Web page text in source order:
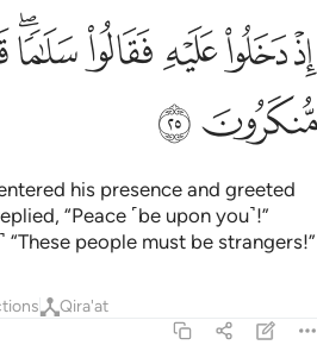
اذ دخلوا عليه فقالوا سلاما قال سلام قوم
إِذْ دَخَلُوا۟ عَلَيْهِ فَقَالُوا۟ سَلَـٰمًۭا
ﲯﲰﲱﲲﲳﲴ
ﲸﲹ
his presence and greeted
“Peace ˹be upon you˺!”
“These people must be strangers!”
Qira'at